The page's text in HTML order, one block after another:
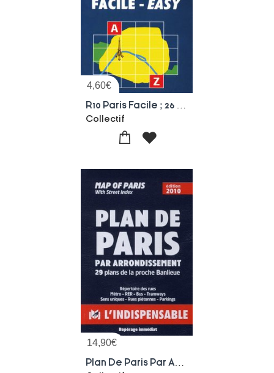
4,60€
Collectif
14,90€